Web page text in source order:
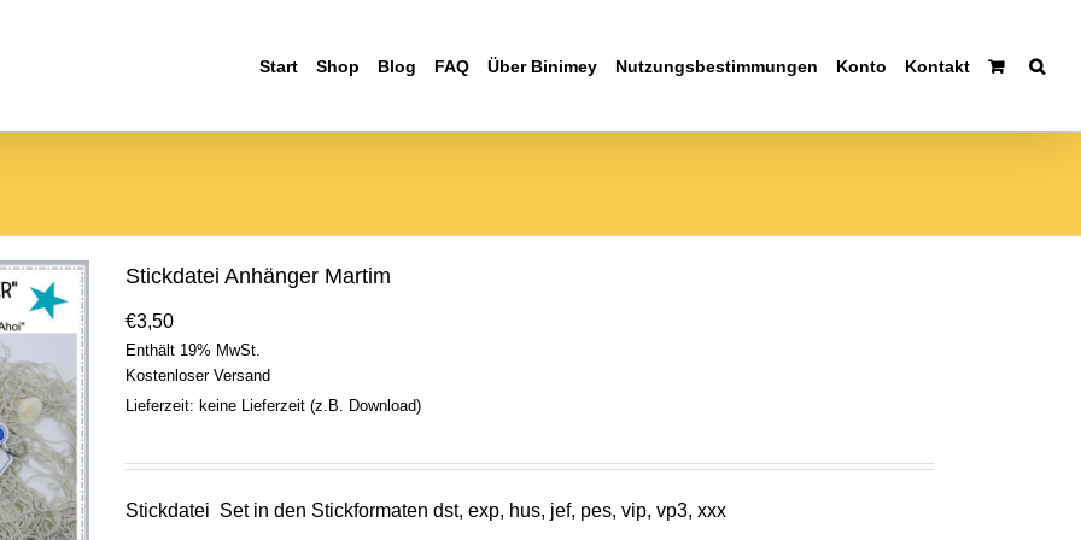
Start Shop Blog FAQ Über Binimey Nutzungsbestimmungen Konto Kontakt
Stickdatei Anhänger Martim
€3,50
Enthält 19% MwSt.
Kostenloser Versand
Lieferzeit: keine Lieferzeit (z.B. Download)
Stickdatei Set in den Stickformaten dst, exp, hus, jef, pes, vip, vp3, xxx